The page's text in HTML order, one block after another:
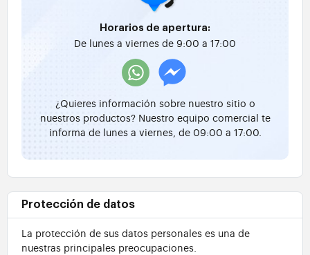
Horarios de apertura:
De lunes a viernes de 9:00 a 17:00
¿Quieres información sobre nuestro sitio o
nuestros productos? Nuestro equipo comercial te
informa de lunes a viernes, de 09:00 a 17:00.
Protección de datos
La protección de sus datos personales es una de
nuestras principales preocupaciones.